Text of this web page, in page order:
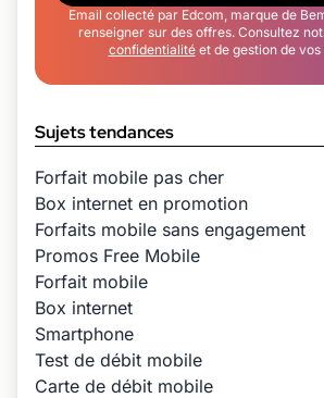
Email collecté par Edcom, marque de
renseigner sur des offres. Consultez
confidentialitéet de gestion de vos
Sujets tendances
Forfait mobile pas cher
Box internet en promotion
Forfaits mobile sans engagement
Promos Free Mobile
Forfait mobile
Box internet
Smartphone
Test de débit mobile
Carte de débit mobile